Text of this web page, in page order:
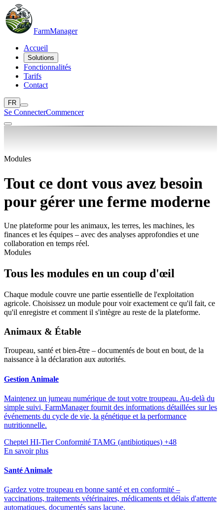
FarmManager
Accueil
Solutions
Fonctionnalités
Tarifs
Contact
FR
Se ConnecterCommencer
Modules
Tout ce dont vous avez besoin
pour gérer une ferme moderne
Une plateforme pour les animaux, les terres, les machines, les
finances et les équipes – avec des analyses approfondies et une
collaboration en temps réel.
Modules
Tous les modules en un coup d'œil
Chaque module couvre une partie essentielle de l'exploitation
agricole. Choisissez un module pour voir exactement ce qu'il fait, ce
qu'il enregistre et comment il s'intègre au reste de la plateforme.
Animaux & Étable
Troupeau, santé et bien-être – documentés de bout en bout, de la
naissance à la déclaration aux autorités.
Gestion Animale
Maintenez un jumeau numérique de tout votre troupeau. Au-delà du
simple suivi, FarmManager fournit des informations détaillées sur les
événements du cycle de vie, la génétique et la performance
nutritionnelle.
Cheptel HI-TierConformité TAMG (antibiotiques) +48
En savoir plus
Santé Animale
Gardez votre troupeau en bonne santé et en conformité –
vaccinations, traitements vétérinaires, médicaments et délais d'attente
automatiques, documentés sans lacune.